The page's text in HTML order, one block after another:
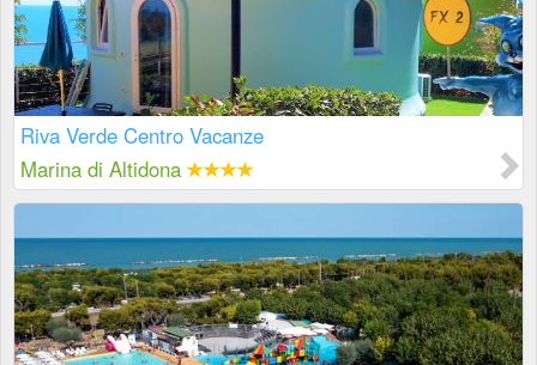
Riva Verde Centro Vacanze
Marina di Altidona